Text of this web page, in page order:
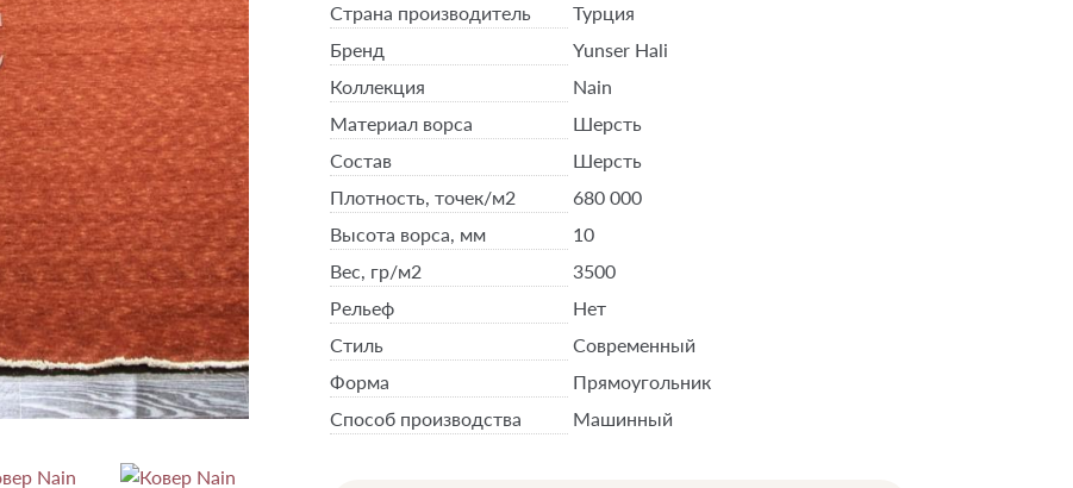
Страна производитель
Турция
Бренд
Yunser Hali
Коллекция
Nain
Материал ворса
Шерсть
Состав
Шерсть
Плотность, точек/м2
680 000
Высота ворса, мм
10
Вес, гр/м2
3500
Рельеф
Нет
Стиль
Современный
Форма
Прямоугольник
Способ производства
Машинный